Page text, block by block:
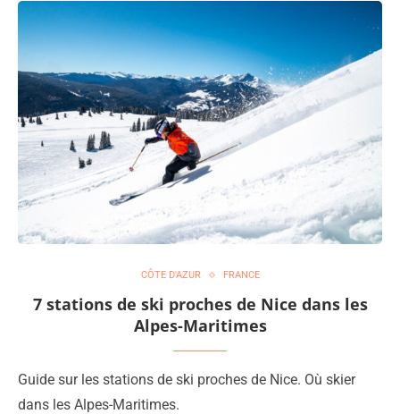
CÔTE D'AZUR FRANCE
7 stations de ski proches de Nice dans les
Alpes-Maritimes
Guide sur les stations de ski proches de Nice. Où skier
dans les Alpes-Maritimes.